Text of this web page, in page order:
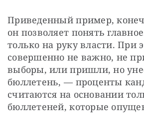
Приведенный пример,
он позволяет понять
только на руку власти. При
совершенно не важно, не
выборы, или пришли, но
бюллетень, — проценты
считаются на основании
бюллетеней, которые